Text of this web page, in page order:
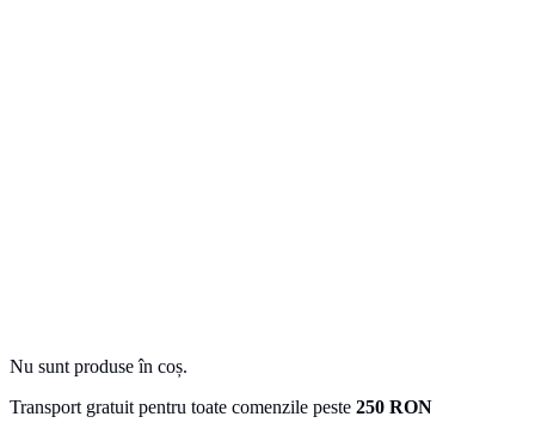
Nu sunt produse în coș.
Transport gratuit pentru toate comenzile peste 250 RON